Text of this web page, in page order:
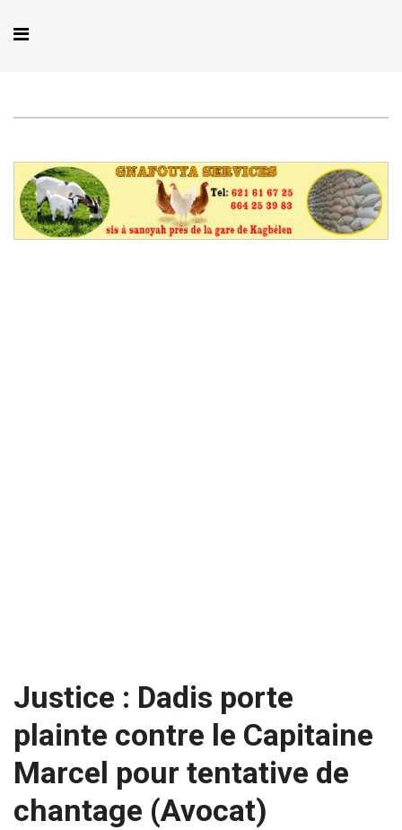
Justice : Dadis porte
plainte contre le Capitaine
Marcel pour tentative de
chantage (Avocat)